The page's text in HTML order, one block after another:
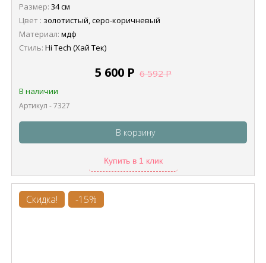
Размер: 34 см
Цвет : золотистый, серо-коричневый
Материал: мдф
Стиль: Hi Tech (Хай Тек)
5 600 Р 6 592Р
В наличии
Артикул - 7327
В корзину
Купить в 1 клик
Скидка! -15%